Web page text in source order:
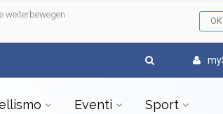
weiterbewegen
Eventi Sport